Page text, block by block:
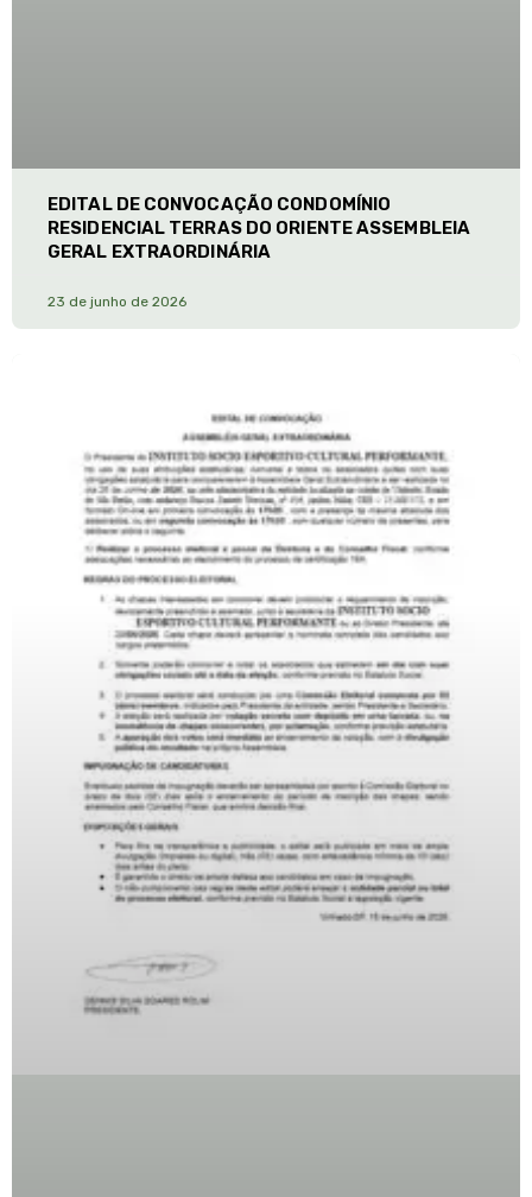
EDITAL DE CONVOCAÇÃO CONDOMÍNIO
RESIDENCIAL TERRAS DO ORIENTE ASSEMBLEIA
GERAL EXTRAORDINÁRIA
23 de junho de 2026